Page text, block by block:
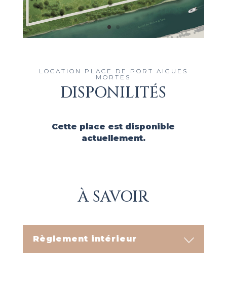
LOCATION PLACE DE PORT AIGUES
MORTES
DISPONILITÉS
Cette place est disponible
actuellement.
À SAVOIR
Règlement intérieur